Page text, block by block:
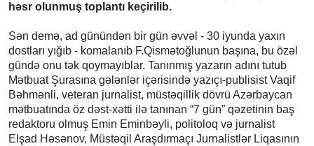
həsr olunmuş toplantı keçirilib.
Sən demə, ad günündən bir gün əvvəl - 30 iyunda yaxın
dostları yığıb - komalanıb F.Qismətoğlunun başına, bu özəl
gündə onu tək qoymayıblar. Tanınmış yazarın adını tutub
Mətbuat Şurasına gələnlər içərisində yazıçı-publisist Vaqif
Bəhmənli, veteran jurnalist, müstəqillik dövrü Azərbaycan
mətbuatında öz dəst-xətti ilə tanınan “7 gün” qəzetinin baş
redaktoru olmuş Emin Eminbəyli, politoloq və jurnalist
Elşad Həsənov, Müstəqil Araşdırmaçı Jurnalistlər Liqasının